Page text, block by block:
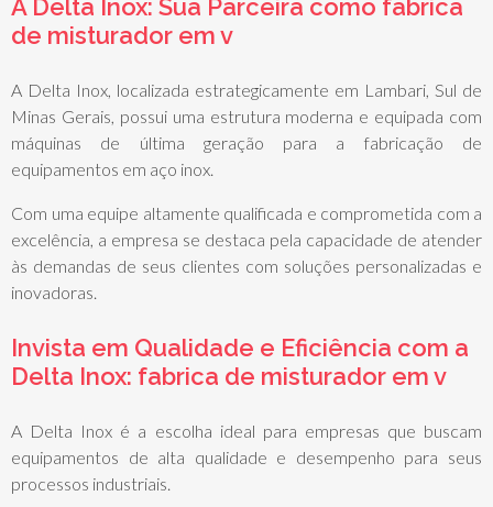
A Delta Inox: Sua Parceira como fabrica
de misturador em v
A Delta Inox, localizada estrategicamente em Lambari, Sul de
Minas Gerais, possui uma estrutura moderna e equipada com
máquinas de última geração para a fabricação de
equipamentos em aço inox.
Com uma equipe altamente qualificada e comprometida com a
excelência, a empresa se destaca pela capacidade de atender
às demandas de seus clientes com soluções personalizadas e
inovadoras.
Invista em Qualidade e Eficiência com a
Delta Inox: fabrica de misturador em v
A Delta Inox é a escolha ideal para empresas que buscam
equipamentos de alta qualidade e desempenho para seus
processos industriais.